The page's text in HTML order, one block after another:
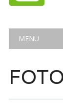
Main
MENU